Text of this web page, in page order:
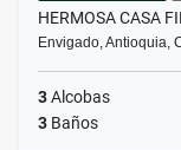
HERMOSA CASA
Envigado, Antioquia,
3Alcobas
3 Baños